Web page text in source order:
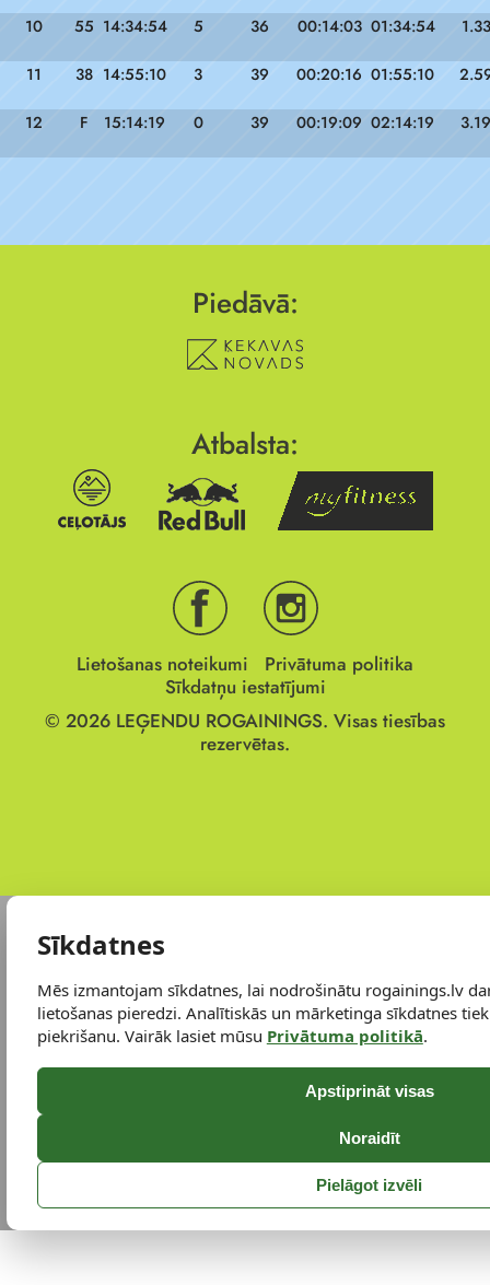
10 55 14:34:54 5 36 00:14:03 01:34:54 1.33
11 38 14:55:10 3 39 00:20:16 01:55:10
12 F 15:14:19 0 39 00:19:09 02:14:19 3.19
Piedāvā:
Atbalsta:
Lietošanas noteikumi
Privātuma politika
Sīkdatņu iestatījumi
© 2026 LEĢENDU ROGAININGS. Visas tiesības
rezervētas.
Sīkdatnes
Mēs izmantojam sīkdatnes, lai nodrošinātu rogainings.lv
lietošanas pieredzi. Analītiskās un mārketinga sīkdatnes
piekrišanu. Vairāk lasiet mūsu Privātuma politikā.
Apstiprināt visas
Noraidīt
Pielāgot izvēli